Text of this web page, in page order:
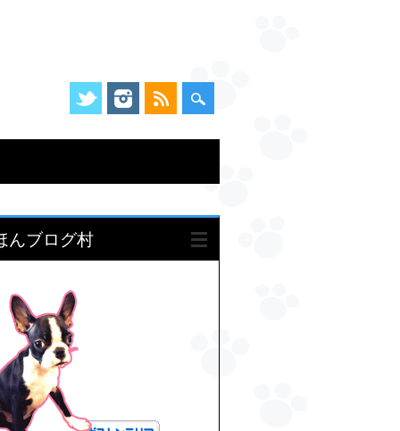
んブログ村